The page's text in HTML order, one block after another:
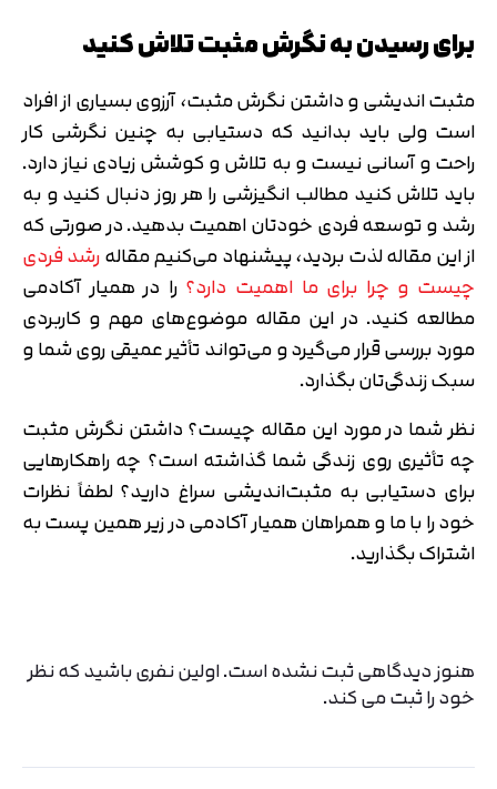
برای رسیدن به نگرش مثبت تلاش کنید
مثبت اندیشی و داشتن نگرش مثبت، آرزوی بسیاری از افراد
است ولی باید بدانید که دستیابی به چنین نگرشی کار
راحت و آسانی نیست و به تلاش و کوشش زیادی نیاز دارد.
باید تلاش کنید مطالب انگیزشی را هر روز دنبال کنید و به
رشد و توسعه فردی خودتان اهمیت بدهید. در صورتی که
از این مقاله لذت بردید، پیشنهاد می‌کنیم مقالهرشد فردی
چیست و چرا برای ما اهمیت دارد؟ را در همیار آکادمی
مطالعه کنید. در این مقاله موضوع‌های مهم و کاربردی
مورد بررسی قرار می‌گیرد و می‌تواند تأثیر عمیقی روی شما و
سبک زندگی‌تان بگذارد.
نظر شما در مورد این مقاله چیست؟ داشتن نگرش مثبت
چه تأثیری روی زندگی شما گذاشته است؟ چه راهکارهایی
برای دستیابی به مثبت‌اندیشی سراغ دارید؟ لطفاً نظرات
خود را با ما و همراهان همیار آکادمی در زیر همین پست به
اشتراک بگذارید.
هنوز دیدگاهی ثبت نشده است. اولین نفری باشید که نظر
خود را ثبت می کند.